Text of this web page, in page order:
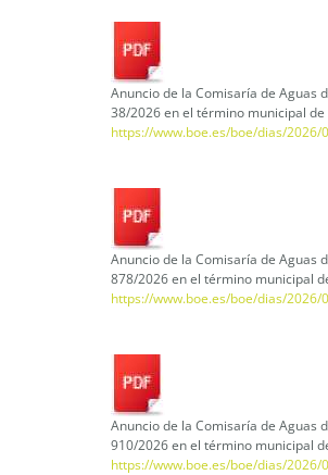
Anuncio de la Comisaría de Aguas
38/2026 en el término municipal de
https://www.boe.es/boe/dias/2026/
Anuncio de la Comisaría de Aguas
878/2026 en el término municipal
https://www.boe.es/boe/dias/2026/
Anuncio de la Comisaría de Aguas
910/2026 en el término municipal
https://www.boe.es/boe/dias/2026/